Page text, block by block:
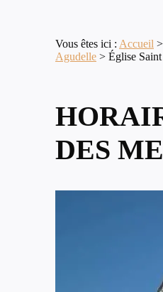
Vous êtes ici : Accueil >
Agudelle > Église
DES